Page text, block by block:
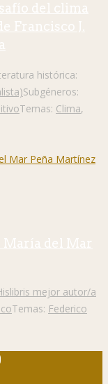
del clima
Francisco J.
histórica:
Subgéneros:
Temas: Clima,
María del Mar
mejor autor/a
Temas: Federico